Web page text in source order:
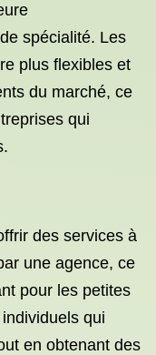
spécialité. Les
plus flexibles et
du marché, ce
qui
des services à
une agence, ce
pour les petites
qui
en obtenant des